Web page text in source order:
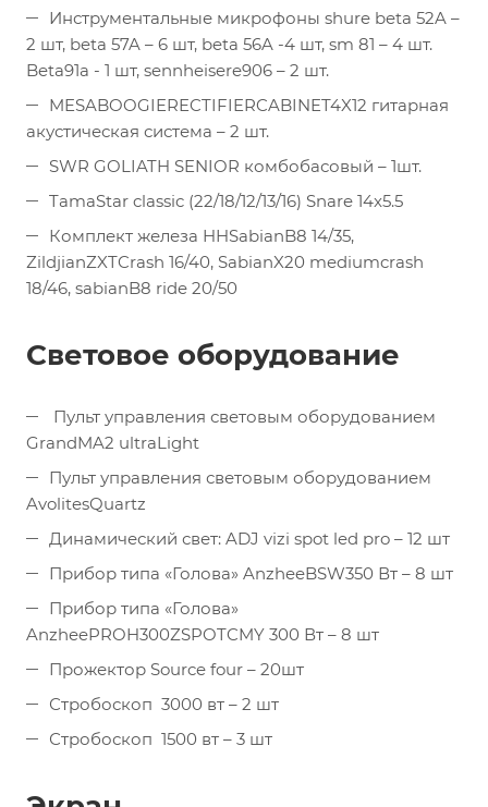
Инструментальные микрофоны shure beta 52A –
2 шт, beta 57A – 6 шт, beta 56A -4 шт, sm 81 – 4 шт.
Beta91a - 1 шт, sennheisere906 – 2 шт.
MESABOOGIERECTIFIERCABINET4X12 гитарная
акустическая система – 2 шт.
SWR GOLIATH SENIOR комбобасовый – 1шт.
TamaStar classic (22/18/12/13/16) Snare 14x5.5
Комплект железа HHSabianB8 14/35,
ZildjianZXTCrash 16/40, SabianX20 mediumcrash
18/46, sabianB8 ride 20/50
Световое оборудование
Пульт управления световым оборудованием
GrandMA2 ultraLight
Пульт управления световым оборудованием
AvolitesQuartz
Динамический свет: ADJ vizi spot led pro – 12 шт
Прибор типа «Голова» AnzheeBSW350 Вт – 8 шт
Прибор типа «Голова»
AnzheePROH300ZSPOTCMY 300 Вт – 8 шт
Прожектор Source four – 20шт
Стробоскоп 3000 вт – 2 шт
Стробоскоп 1500 вт – 3 шт